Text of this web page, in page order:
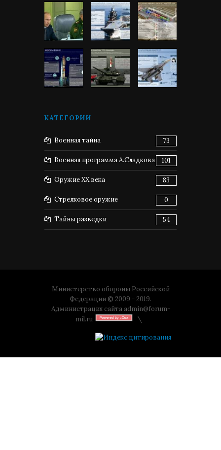
КАТЕГОРИИ
Военная тайна 73
Военная программа А.Сладкова 101
Оружие XX века 83
Стрелковое оружие 0
Тайны разведки 54
Министерство обороны Российской
Федерации © 2009 - 2019.
Администрация сайта admin@forum-
mil.ru